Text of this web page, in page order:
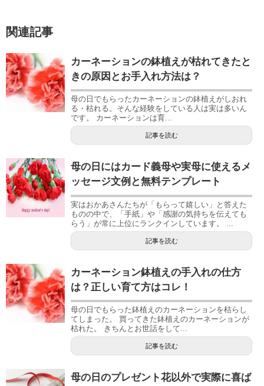
関連記事
カーネーションの鉢植えが枯れてきたと
きの原因とお手入れ方法は？
母の日でもらったカーネーションの鉢植えがしおれ
る・枯れる。そんな経験をしている人は実は多いん
です。 カーネーションは育...
記事を読む
母の日にはカード義母や実母に使えるメ
ッセージ文例と無料テンプレート
実はおかあさんたちが「もらって嬉しい」と答えた
ものの中で、「手紙」や「感謝の気持ちを伝えても
らう」が常に上位にランクインしています。 ...
記事を読む
カーネーション鉢植えの手入れの仕方
は？正しい育て方はコレ！
母の日でもらった鉢植えのカーネーションを枯らし
てしまった。 買ってきた鉢植えのカーネーションが
枯れた。 きちんとお世話をして...
記事を読む
母の日のプレゼント花以外で実際に喜ば